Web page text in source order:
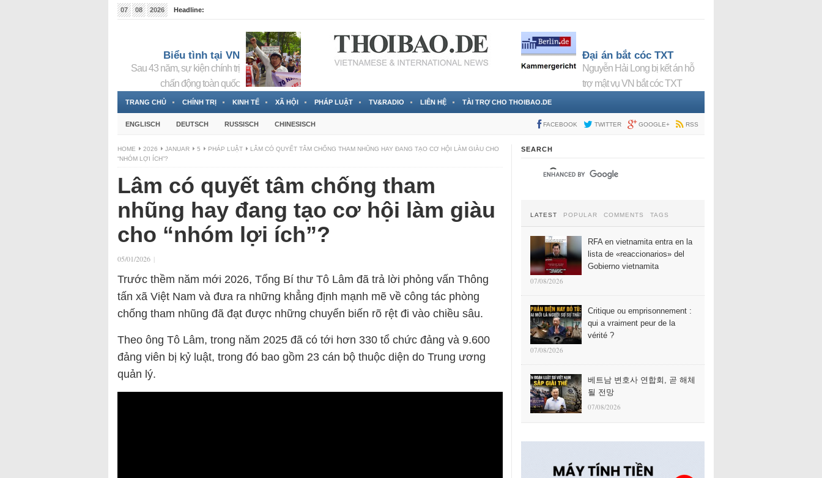
07 08 2026
Headline:
Biểu tình tại VN
Sau 43 năm, sự kiện chính trị
chấn động toàn quốc
Đại án bắt cóc TXT
Nguyễn Hải Long bị kết án hỗ
trợ mật vụ VN bắt cóc TXT
TRANG CHỦ CHÍNH TRỊ KINH TẾ XÃ HỘI PHÁP LUẬT TV&RADIO LIÊN HỆ TÀI TRỢ CHO THOIBAO.DE
ENGLISCH DEUTSCH RUSSISCH CHINESISCH FACEBOOK TWITTER GOOGLE+ RSS
HOME 2026 JANUAR 5 PHÁP LUẬT
LÂM CÓ QUYẾT TÂM CHỐNG THAM NHŨNG HAY ĐANG TẠO CƠ HỘI LÀM GIÀU CHO
“NHÓM LỢI ÍCH”?
Lâm có quyết tâm chống tham
nhũng hay đang tạo cơ hội làm giàu
cho “nhóm lợi ích”?
05/01/2026 |
Trước thềm năm mới 2026, Tổng Bí thư Tô Lâm đã trả lời phỏng vấn Thông
tấn xã Việt Nam và đưa ra những khẳng định mạnh mẽ về công tác phòng
chống tham nhũng đã đạt được những chuyển biến rõ rệt đi vào chiều sâu.
Theo ông Tô Lâm, trong năm 2025 đã có tới hơn 330 tổ chức đảng và 9.600
đảng viên bị kỷ luật, trong đó bao gồm 23 cán bộ thuộc diện do Trung ương
quản lý.
SEARCH
LATEST POPULAR COMMENTS TAGS
RFA en vietnamita entra en la
lista de «reaccionarios» del
Gobierno vietnamita
07/08/2026
Critique ou emprisonnement :
qui a vraiment peur de la
vérité ?
07/08/2026
베트남 변호사 연합회, 곧 해체
될 전망
07/08/2026